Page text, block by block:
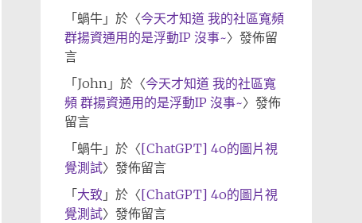
「 蝸牛」於〈今天才知道 我的社區寬頻
群揚資通用的是浮動IP 沒事~〉發佈留
言
「 John」於〈今天才知道 我的社區寬
頻 群揚資通用的是浮動IP 沒事~〉發佈
留言
「 蝸牛」於〈[ChatGPT] 4o的圖片視
覺測試〉發佈留言
「 大致 」於〈[ChatGPT] 4o的圖片視
覺測試〉發佈留言